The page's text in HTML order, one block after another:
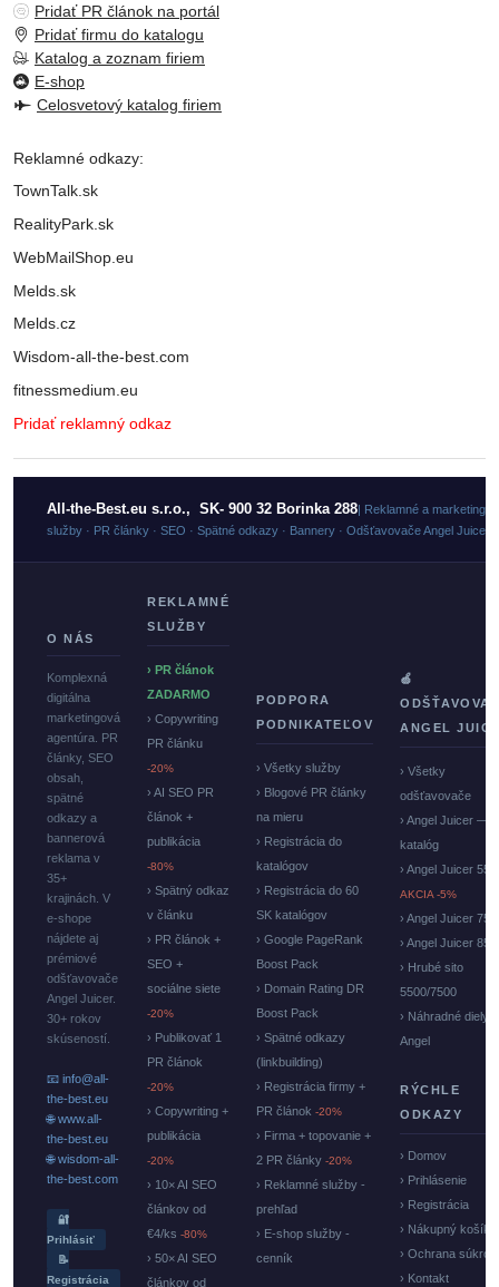
Pridať PR článok na portál
Pridať firmu do katalogu
Katalog a zoznam firiem
E-shop
Celosvetový katalog firiem
Reklamné odkazy:
TownTalk.sk
RealityPark.sk
WebMailShop.eu
Melds.sk
Melds.cz
Wisdom-all-the-best.com
fitnessmedium.eu
Pridať reklamný odkaz
All-the-Best.eu s.r.o., SK- 900 32 Borinka 288| Reklamné a
služby · PR články · SEO · Spätné odkazy · Bannery · Odšťavovače Angel Juicer
O NÁS
Komplexná
digitálna
marketingová
agentúra. PR
články, SEO
obsah,
spätné
odkazy a
bannerová
reklama v
35+
krajinách. V
e-shope
nájdete aj
prémiové
odšťavovače
Angel Juicer.
30+ rokov
skúseností.
📧 info@all-
the-best.eu
🌐 www.all-
the-best.eu
🌐 wisdom-all-
the-best.com
🔐
Prihlásiť
📝
Registrácia
REKLAMNÉ
SLUŽBY
› PR článok
ZADARMO
› Copywriting
PR článku
-20%
› AI SEO PR
článok +
publikácia
-80%
› Spätný odkaz
v článku
› PR článok +
SEO +
sociálne siete
-20%
› Publikovať 1
PR článok
-20%
› Copywriting +
publikácia
-20%
› 10× AI SEO
článkov od
€4/ks -80%
› 50× AI SEO
článkov od
PODPORA
PODNIKATEĽOV
› Všetky služby
› Blogové PR články
na mieru
› Registrácia do
katalógov
› Registrácia do 60
SK katalógov
› Google PageRank
Boost Pack
› Domain Rating DR
Boost Pack
› Spätné odkazy
(linkbuilding)
› Registrácia firmy +
PR článok -20%
› Firma + topovanie +
2 PR články -20%
› Reklamné služby -
prehľad
› E-shop služby -
cenník
🍏
ANGEL
› Všetky
odšťavovače
› Angel Juicer —
katalóg
› Angel Juicer
AKCIA -5%
› Angel Juicer
› Angel Juicer
› Hrubé sito
5500/7500
› Náhradné diely
Angel
RÝCHLE
ODKAZY
› Domov
› Prihlásenie
› Registrácia
› Nákupný košík
› Ochrana
› Kontakt